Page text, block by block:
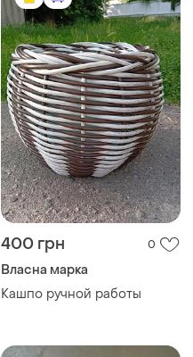
400 грн 0
Власна марка
Кашпо ручной работы